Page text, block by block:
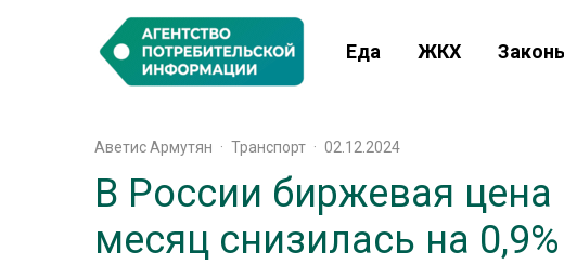
Еда ЖКХ
Аветис Армутян · Транспорт · 02.12.2024
В России биржевая цена
месяц снизилась на 0,9%